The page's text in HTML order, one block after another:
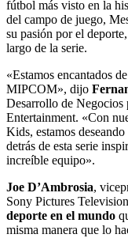
fútbol más visto en la
del campo de juego,
su pasión por el
largo de la serie.
«Estamos encantados
MIPCOM», dijo
Desarrollo de Negocios
Entertainment. «Con
Kids, estamos
detrás de esta serie
increíble equipo».
Joe D’Ambrosia,
Sony Pictures
deporte en el mundo
misma manera que lo